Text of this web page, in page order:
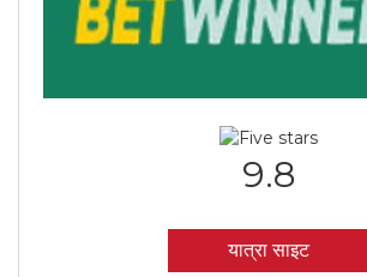
9.8
यात्रा साइट